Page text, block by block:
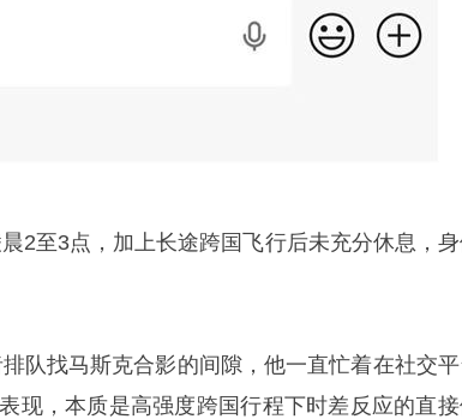
2至3点，加上长途跨国飞行后未充分休息，
队找马斯克合影的间隙，他一直忙着在社交平
现，本质是高强度跨国行程下时差反应的直